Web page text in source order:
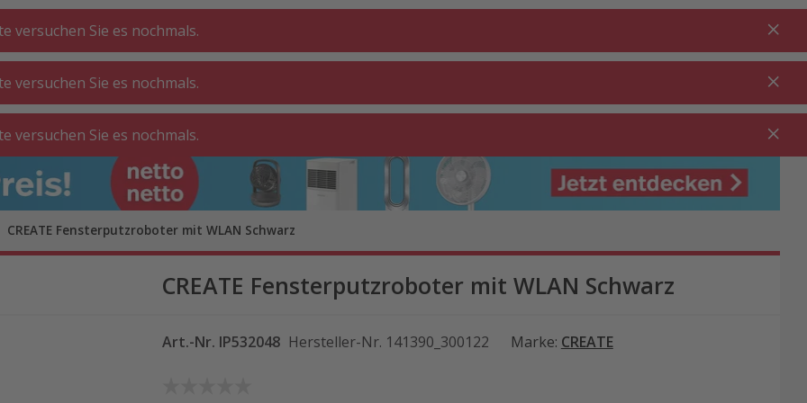
Warenkorb
⋅
BADEZIMMER
CREATE Fensterputzroboter mit WLAN Schwarz
CREATE Fensterputzroboter mit WLAN Schwarz
Art.-Nr. IP532048 Hersteller-Nr. 141390_300122 Marke: CREATE
versuchen Sie es nochmals.
versuchen Sie es nochmals.
versuchen Sie es nochmals.